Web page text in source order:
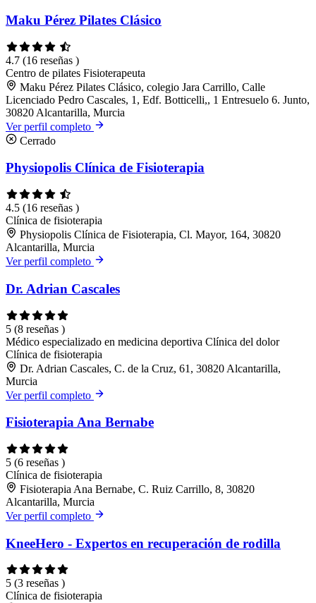
Maku Pérez Pilates Clásico
4.7 (16 reseñas )
Centro de pilates Fisioterapeuta
Maku Pérez Pilates Clásico, colegio Jara Carrillo, Calle
Licenciado Pedro Cascales, 1, Edf. Botticelli,, 1 Entresuelo 6. Junto,
30820 Alcantarilla, Murcia
Ver perfil completo
Cerrado
Physiopolis Clínica de Fisioterapia
4.5 (16 reseñas )
Clínica de fisioterapia
Physiopolis Clínica de Fisioterapia, Cl. Mayor, 164, 30820
Alcantarilla, Murcia
Ver perfil completo
Dr. Adrian Cascales
5 (8 reseñas )
Médico especializado en medicina deportiva Clínica del dolor
Clínica de fisioterapia
Dr. Adrian Cascales, C. de la Cruz, 61, 30820 Alcantarilla,
Murcia
Ver perfil completo
Fisioterapia Ana Bernabe
5 (6 reseñas )
Clínica de fisioterapia
Fisioterapia Ana Bernabe, C. Ruiz Carrillo, 8, 30820
Alcantarilla, Murcia
Ver perfil completo
KneeHero - Expertos en recuperación de rodilla
5 (3 reseñas )
Clínica de fisioterapia